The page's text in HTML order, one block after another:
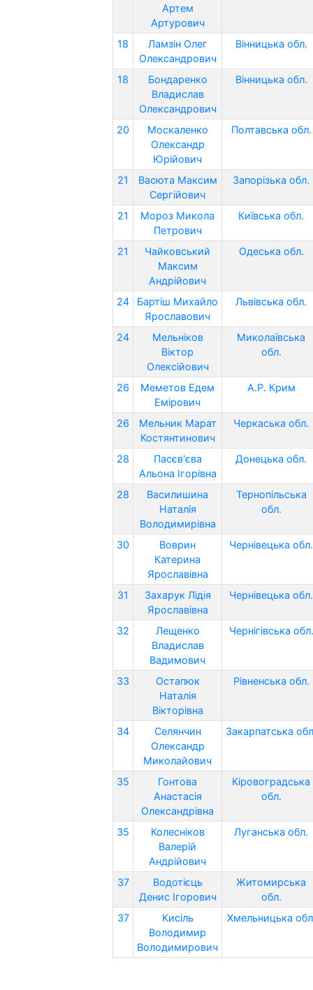
Артем
Артурович
18
Ламзін Олег
Олександрович
Вінницька обл.
18
Бондаренко
Владислав
Олександрович
Вінницька обл.
20
Москаленко
Олександр
Юрійович
Полтавська обл.
21
Васюта Максим
Сергійович
Запорізька обл.
21
Мороз Микола
Петрович
Київська обл.
21
Чайковський
Максим
Андрійович
Одеська обл.
24
Бартіш Михайло
Ярославович
Львівська обл.
24
Мельніков
Віктор
Олексійович
Миколаївська
обл.
26
Меметов Едем
Емірович
А.Р. Крим
26
Мельник Марат
Костянтинович
Черкаська обл.
28
Пасєв'єва
Альона Ігорівна
Донецька обл.
28
Василишина
Наталія
Володимирівна
Тернопільська
обл.
30
Воврин
Катерина
Ярославівна
Чернівецька обл.
31
Захарук Лідія
Ярославівна
Чернівецька обл.
32
Лещенко
Владислав
Вадимович
Чернігівська обл.
33
Остапюк
Наталія
Вікторівна
Рівненська обл.
34
Селянчин
Олександр
Миколайович
Закарпатська
35
Гонтова
Анастасія
Олександрівна
Кіровоградська
обл.
35
Колесніков
Валерій
Андрійович
Луганська обл.
37
Водотієць
Денис Ігорович
Житомирська
обл.
37
Кисіль
Володимир
Володимирович
Хмельницька